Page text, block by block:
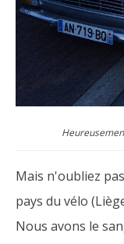
Mais n'oubliez
pays du vélo
Nous avons le